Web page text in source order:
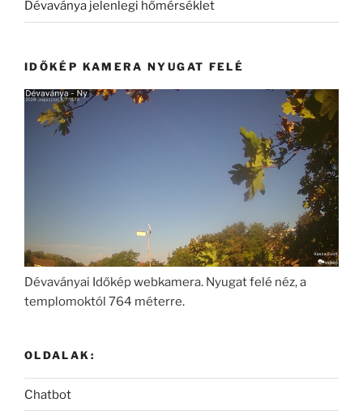
Dévaványa jelenlegi hőmérséklet
IDŐKÉP KAMERA NYUGAT FELÉ
Dévaványai Időkép webkamera. Nyugat felé néz, a
templomoktól 764 méterre.
OLDALAK:
Chatbot